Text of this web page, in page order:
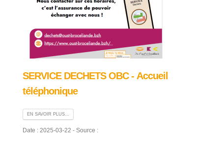
SERVICE DECHETS OBC - Accueil
téléphonique
EN SAVOIR PLUS...
Date : 2025-03-22 - Source :